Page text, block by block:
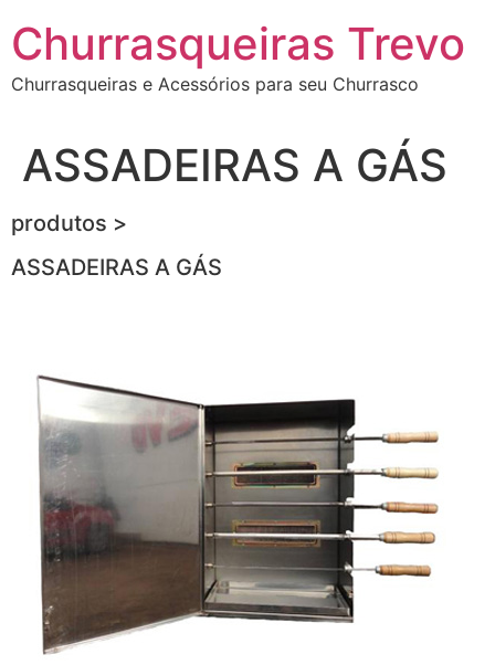
para
conteúdo
Churrasqueiras Trevo
Churrasqueiras e Acessórios para seu Churrasco
ASSADEIRAS A GÁS
produtos >
ASSADEIRAS A GÁS